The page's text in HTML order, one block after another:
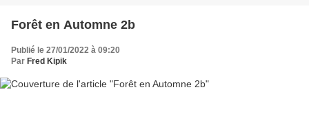
Forêt en Automne 2b
Publié le 27/01/2022 à 09:20
Par Fred Kipik